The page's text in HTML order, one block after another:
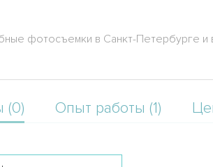
фотосъемки в Санкт-Петербурге и
(0) Опыт работы (1)